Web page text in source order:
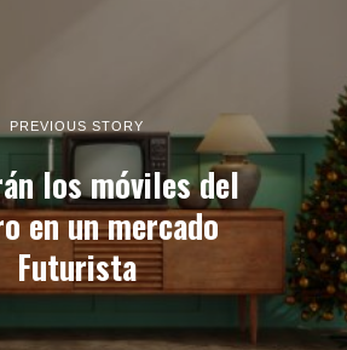
PREVIOUS STORY
los móviles del
en un mercado
Futurista